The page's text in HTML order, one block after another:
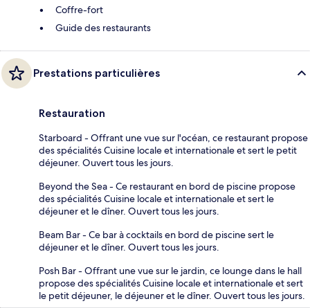
Coffre-fort
Guide des restaurants
Prestations particulières
Restauration
Starboard - Offrant une vue sur l'océan, ce restaurant propose
des spécialités Cuisine locale et internationale et sert le petit
déjeuner. Ouvert tous les jours.
Beyond the Sea - Ce restaurant en bord de piscine propose
des spécialités Cuisine locale et internationale et sert le
déjeuner et le dîner. Ouvert tous les jours.
Beam Bar - Ce bar à cocktails en bord de piscine sert le
déjeuner et le dîner. Ouvert tous les jours.
Posh Bar - Offrant une vue sur le jardin, ce lounge dans le hall
propose des spécialités Cuisine locale et internationale et sert
le petit déjeuner, le déjeuner et le dîner. Ouvert tous les jours.